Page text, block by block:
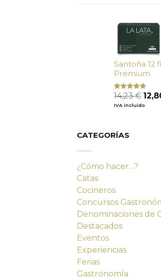
9,90
Santoña 12
Premium
Valorado
con
de 5
14,23€ El
IVA incluido
CATEGORÍAS
¿Cómo hacer…?
Catas
Cocineros
Concursos
Denominaciones de
Destacados
Eventos
Experiencias
Ferias
Gastronomía